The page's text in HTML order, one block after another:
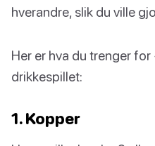
hverandre, slik du ville
Her er hva du trenger
drikkespillet:
1. Kopper